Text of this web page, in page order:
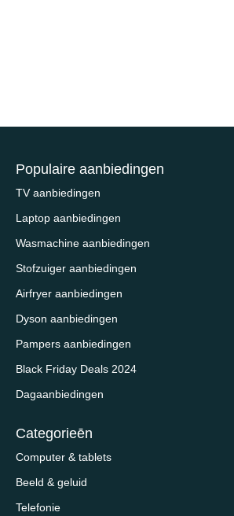
Populaire aanbiedingen
TV aanbiedingen
Laptop aanbiedingen
Wasmachine aanbiedingen
Stofzuiger aanbiedingen
Airfryer aanbiedingen
Dyson aanbiedingen
Pampers aanbiedingen
Black Friday Deals 2024
Dagaanbiedingen
Categorieēn
Computer & tablets
Beeld & geluid
Telefonie